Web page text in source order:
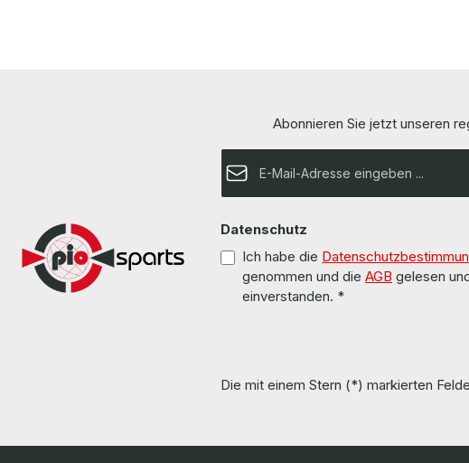
Abonnieren Sie jetzt unseren
E-Mail-Adresse*
Datenschutz
Ich habe die
genommen und die AGB gelesen
einverstanden. *
Die mit einem Stern (*) markierten